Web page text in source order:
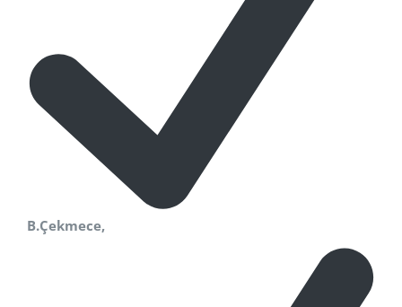
B.Çekmece,